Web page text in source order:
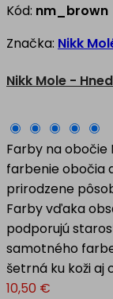
Kód: nm_brown
Značka: Nikk
Nikk Mole -
Farby na obočie
farbenie obočia
prirodzene
Farby vďaka
podporujú
samotného
šetrná ku koži aj
10,50 €